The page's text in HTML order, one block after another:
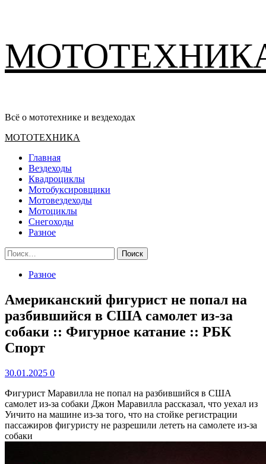
содержимому
Всё о мототехнике и вездеходах
Основное
МОТОТЕХНИКА
Главная
Вездеходы
Квадроциклы
Мотобуксировщики
Мотовездеходы
Мотоциклы
Снегоходы
Разное
Найти:
Разное
Американский фигурист не попал на
разбившийся в США самолет из-за
собаки :: Фигурное катание :: РБК
Спорт
30.01.2025 0
Фигурист Маравилла не попал на разбившийся в США
самолет из-за собаки Джон Маравилла рассказал, что уехал из
Уичито на машине из-за того, что на стойке регистрации
пассажиров фигуристу не разрешили лететь на самолете из-за
собаки